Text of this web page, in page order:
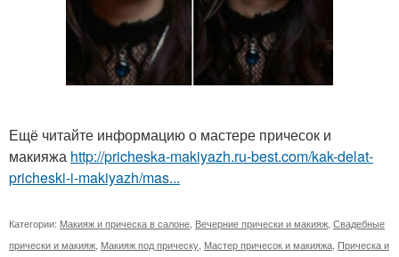
Ещё читайте информацию о мастере причесок и
макияжа http://pricheska-makiyazh.ru-best.com/kak-delat-
pricheski-i-makiyazh/mas...
Категории: Макияж и прическа в салоне Вечерние прически и макияж Свадебные
прически и макияж Макияж под прическу Мастер причесок и макияжа Прическа и